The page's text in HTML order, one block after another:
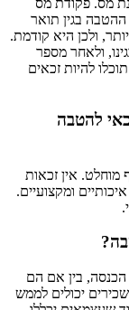
מס. פקודת מס
בגין תואר
ולכן היא קודמת.
ולאחר מספר
להיות זכאים
אני זכאי להטבה
תנאי סף מוחלט. אין זכאות
ומקצועיים.
בין אם הם
יכולים לממש